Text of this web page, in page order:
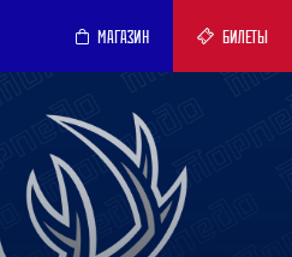
МАГАЗИН БИЛЕТЫ